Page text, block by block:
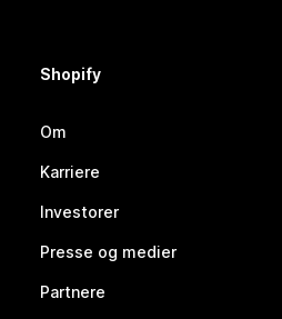
Shopify
Om
Karriere
Investorer
Presse og medier
Partnere